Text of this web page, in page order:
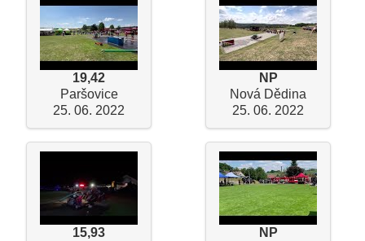
19,42
Paršovice
25. 06. 2022
NP
Nová Dědina
25. 06. 2022
15,93
NP